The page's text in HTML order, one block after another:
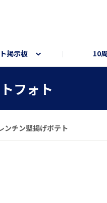
掲示板 10
フォト
ンチン堅揚げポテト